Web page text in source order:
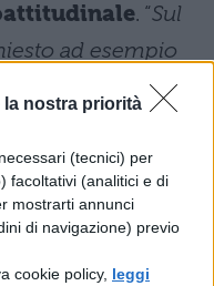
la nostra priorità
(tecnici) per
facoltativi (analitici e di
mostrarti annunci
di navigazione) previo
cookie policy, leggi
. “Sul
ad esempio
la capacità
e di essere in
”.